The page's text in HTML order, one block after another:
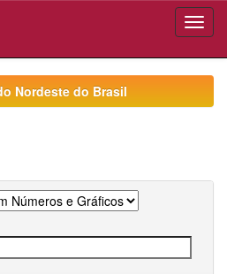
Nordeste do Brasil